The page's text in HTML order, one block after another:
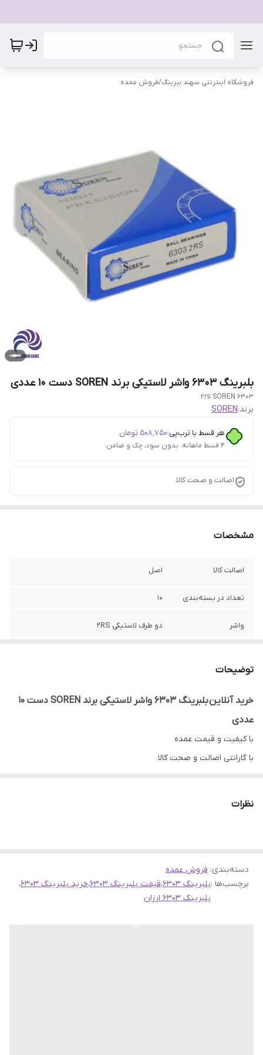
فروشگاه اینترنتی سهند بیرینگ/فروش عمده
بلبرینگ 6303 واشر لاستیکی برند SOREN دست 10 عددی
6303 2rs SOREN
برند:SOREN
هر قسط با ترب‌پی:۵۰۸٬۷۵۰ تومان
۴ قسط ماهانه. بدون سود، چک و ضامن.
اصالت و صحت کالا
مشخصات
اصالت کالا اصل
تعداد در بسته‌بندی 10
واشر دو طرف لاستیکی 2RS
توضیحات
خرید آنلاین بلبرینگ 6303 واشر لاستیکی برند SOREN دست 10
عددی
با کیفیت و قیمت عمده
با گارانتی اصالت و صحت کالا
نظرات
دسته‌بندی: فروش عمده
برچسب‌ها :بلبرینگ 6303 ،قیمت بلبرینگ 6303 ،خرید بلبرینگ 6303
،
بلبرینگ 6303 ارزان